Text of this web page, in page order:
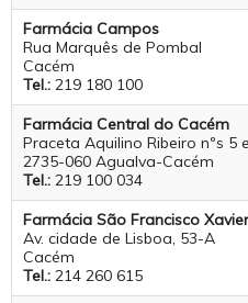
Farmácia Campos
Rua Marquês de Pombal
Cacém
Tel.: 219 180 100
Farmácia Central do Cacém
Praceta Aquilino Ribeiro nºs 5
2735-060 Agualva-Cacém
Tel.: 219 100 034
Farmácia São Francisco Xavier
Av. cidade de Lisboa, 53-A
Cacém
Tel.: 214 260 615